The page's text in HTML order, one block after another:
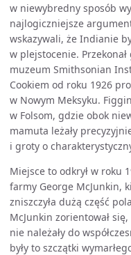
w niewybredny sposób
najlogiczniejsze
wskazywali, że Indianie
w plejstocenie.
muzeum Smithsonian
Cookiem od roku 1926
w Nowym Meksyku.
w Folsom, gdzie obok
mamuta leżały
i groty o
Miejsce to odkrył w roku
farmy George McJunkin,
zniszczyła dużą część
McJunkin zorientował
nie należały do
były to szczątki